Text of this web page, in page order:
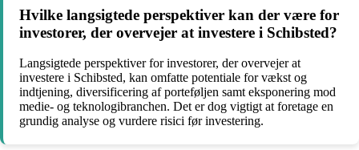
Hvilke langsigtede perspektiver kan der være for
investorer, der overvejer at investere i Schibsted?
Langsigtede perspektiver for investorer, der overvejer at
investere i Schibsted, kan omfatte potentiale for vækst og
indtjening, diversificering af porteføljen samt eksponering mod
medie- og teknologibranchen. Det er dog vigtigt at foretage en
grundig analyse og vurdere risici før investering.